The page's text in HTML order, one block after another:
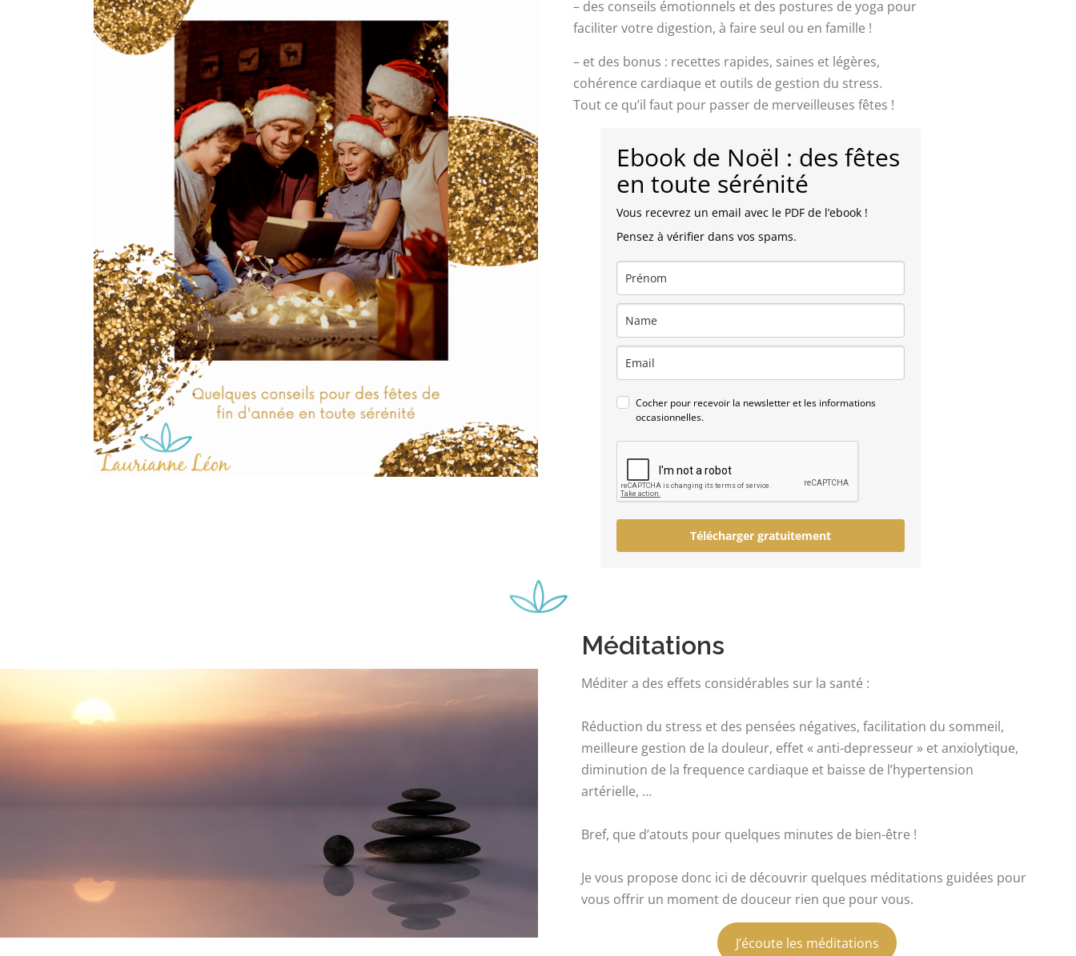
– des conseils émotionnels et des postures de yoga pour
faciliter votre digestion, à faire seul ou en famille !
– et des bonus : recettes rapides, saines et légères,
cohérence cardiaque et outils de gestion du stress.
Tout ce qu’il faut pour passer de merveilleuses fêtes !
Ebook de Noël : des fêtes
en toute sérénité
Vous recevrez un email avec le PDF de l’ebook !
Pensez à vérifier dans vos spams.
Cocher pour recevoir la newsletter et les informations
occasionnelles.
Télécharger gratuitement
Méditations
Méditer a des effets considérables sur la santé :
Réduction du stress et des pensées négatives, facilitation du sommeil,
meilleure gestion de la douleur, effet « anti-depresseur » et anxiolytique,
diminution de la frequence cardiaque et baisse de l’hypertension
artérielle, …
Bref, que d’atouts pour quelques minutes de bien-être !
Je vous propose donc ici de découvrir quelques méditations guidées pour
vous offrir un moment de douceur rien que pour vous.
J’écoute les méditations